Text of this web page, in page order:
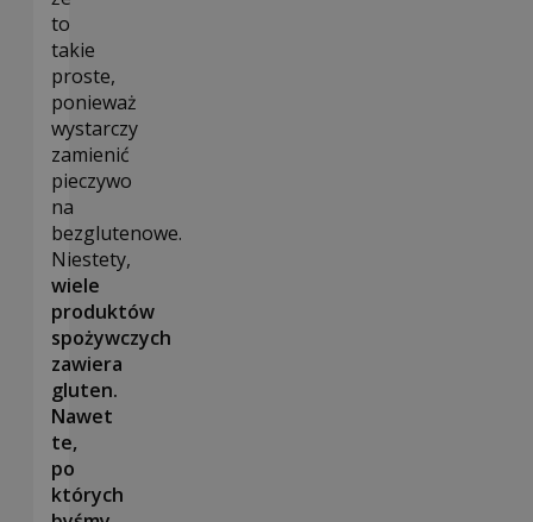
to
takie
proste,
ponieważ
wystarczy
zamienić
pieczywo
na
bezglutenowe.
Niestety,
wiele
produktów
spożywczych
zawiera
gluten.
Nawet
te,
po
których